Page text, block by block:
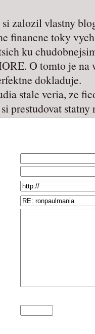
zalozil vlastny
financne toky
ku
O tomto je na
dokladuje.
stale veria, ze
prestudovat statny